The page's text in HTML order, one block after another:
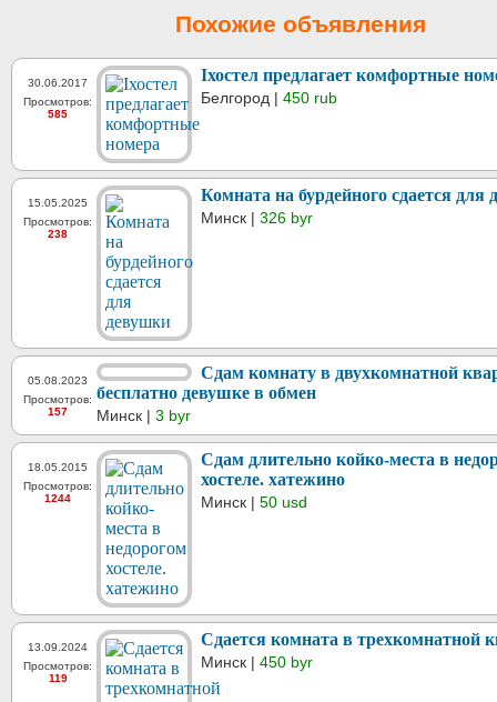
Похожие объявления
30.06.2017
Просмотров:
585
Iхостел предлагает комфортные
Белгород | 450 rub
15.05.2025
Просмотров:
238
Комната на бурдейного сдается для
Минск | 326 byr
05.08.2023
Просмотров:
157
Сдам комнату в двухкомнатной
бесплатно девушке в обмен
Минск | 3 byr
18.05.2015
Просмотров:
1244
Сдам длительно койко-места в
хостеле. хатежино
Минск | 50 usd
13.09.2024
Просмотров:
119
Сдается комната в трехкомнатной
Минск | 450 byr